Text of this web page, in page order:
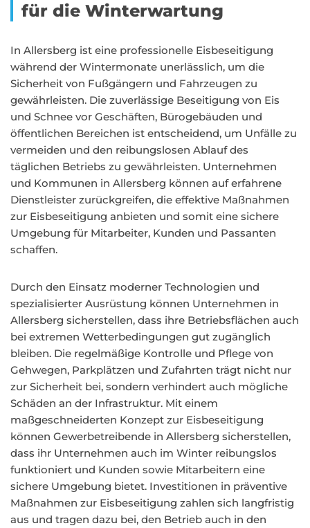
für die Winterwartung
In Allersberg ist eine professionelle Eisbeseitigung
während der Wintermonate unerlässlich, um die
Sicherheit von Fußgängern und Fahrzeugen zu
gewährleisten. Die zuverlässige Beseitigung von Eis
und Schnee vor Geschäften, Bürogebäuden und
öffentlichen Bereichen ist entscheidend, um Unfälle zu
vermeiden und den reibungslosen Ablauf des
täglichen Betriebs zu gewährleisten. Unternehmen
und Kommunen in Allersberg können auf erfahrene
Dienstleister zurückgreifen, die effektive Maßnahmen
zur Eisbeseitigung anbieten und somit eine sichere
Umgebung für Mitarbeiter, Kunden und Passanten
schaffen.
Durch den Einsatz moderner Technologien und
spezialisierter Ausrüstung können Unternehmen in
Allersberg sicherstellen, dass ihre Betriebsflächen auch
bei extremen Wetterbedingungen gut zugänglich
bleiben. Die regelmäßige Kontrolle und Pflege von
Gehwegen, Parkplätzen und Zufahrten trägt nicht nur
zur Sicherheit bei, sondern verhindert auch mögliche
Schäden an der Infrastruktur. Mit einem
maßgeschneiderten Konzept zur Eisbeseitigung
können Gewerbetreibende in Allersberg sicherstellen,
dass ihr Unternehmen auch im Winter reibungslos
funktioniert und Kunden sowie Mitarbeitern eine
sichere Umgebung bietet. Investitionen in präventive
Maßnahmen zur Eisbeseitigung zahlen sich langfristig
aus und tragen dazu bei, den Betrieb auch in den